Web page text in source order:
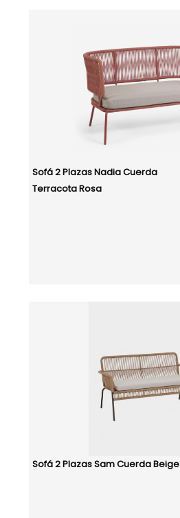
Sofá 2 Plazas Nadia Cuerda
Terracota Rosa
Sofá 2 Plazas Sam Cuerda Beige